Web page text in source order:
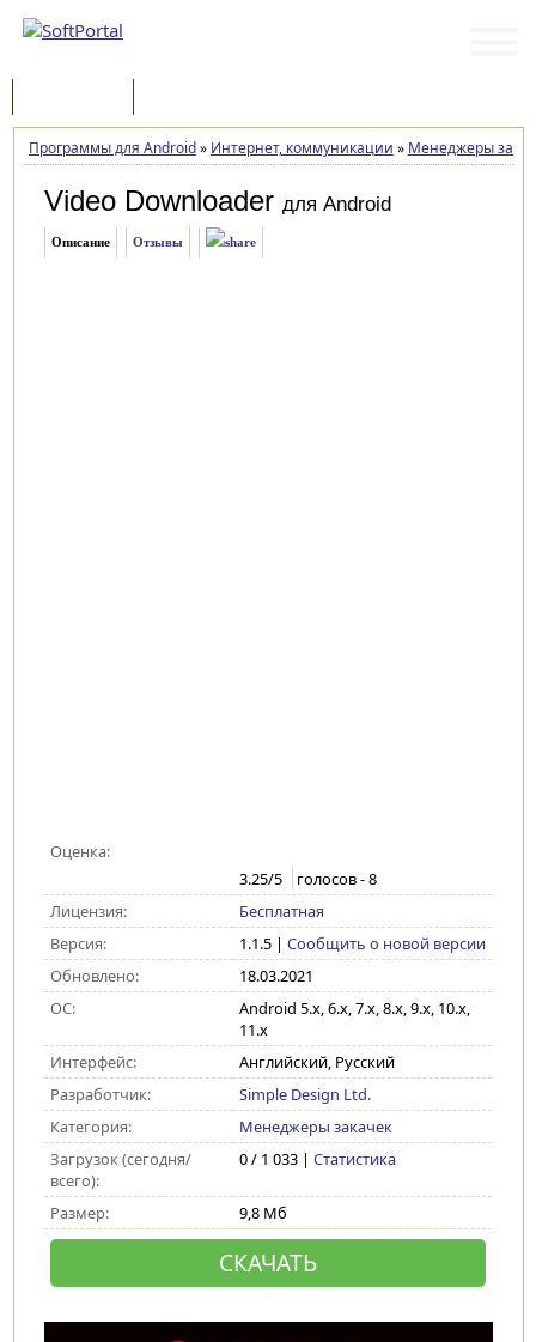
Программы для Android» Интернет, коммуникации » Менеджеры
Video Downloader для Android
Описание Отзывы
Оценка:
3.25/5 голосов -8
Лицензия:
Бесплатная
Версия:
1.1.5| Сообщить о новой версии
Обновлено:
18.03.2021
ОС:
Android 5.x, 6.x, 7.x, 8.x, 9.x, 10.x,
11.x
Интерфейс:
Английский, Русский
Разработчик:
Simple Design Ltd.
Категория:
Менеджеры закачек
Загрузок (сегодня/
всего):
0 / 1 033 | Статистика
Размер: 9,8 Мб
СКАЧАТЬ